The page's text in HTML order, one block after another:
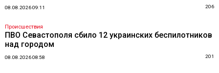
08.08.2026 09:11 206
Происшествия
ПВО Севастополя сбило 12 украинских беспилотников
над городом
08.08.2026 08:58 201